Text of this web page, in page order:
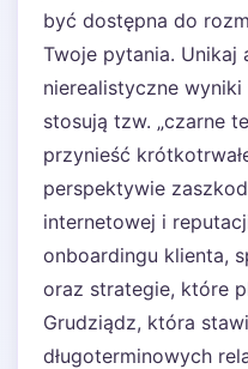
być dostępna do
Twoje pytania. Unikaj
nierealistyczne
stosują tzw. „czarne
przynieść
perspektywie
internetowej i
onboardingu klienta,
oraz strategie, które
Grudziądz, która
długoterminowych